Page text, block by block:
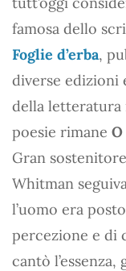
famosa dello
Foglie d’erba,
diverse edizioni
della letteratura
poesie rimane
Gran
Whitman
l’uomo era
percezione e di
cantò